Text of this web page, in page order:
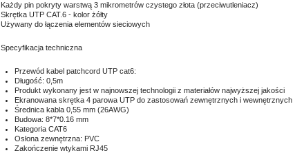
Każdy pin pokryty warstwą 3 mikrometrów czystego złota (przeciwutleniacz)
Skrętka UTP CAT.6 - kolor żółty
Używany do łączenia elementów sieciowych
Specyfikacja techniczna
Przewód kabel patchcord UTP cat6:
Długość: 0,5m
Produkt wykonany jest w najnowszej technologii z materiałów najwyższej jakości
Ekranowana skrętka 4 parowa UTP do zastosowań zewnętrznych i wewnętrznych
Średnica kabla 0,55 mm (26AWG)
Budowa: 8*7*0.16 mm
Kategoria CAT6
Osłona zewnętrzna: PVC
Zakończenie wtykami RJ45